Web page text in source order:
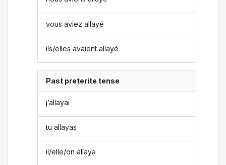
vous aviez allayé
ils/elles avaient allayé
Past preterite tense
j’allayai
tu allayas
il/elle/on allaya